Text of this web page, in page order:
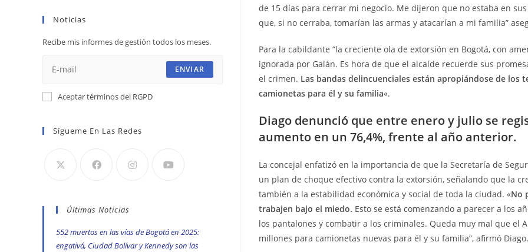
de 15 días para cerrar mi negocio. Me dijeron que no estaba en
que, si no cerraba, tomarían las armas y atacarían a mi familia”
Para la cabildante “la creciente ola de extorsión en Bogotá, con
ignorada por Galán. Es hora de que el alcalde recuerde sus
el crimen. Las bandas delincuenciales están apropiándose de
camionetas para él y su familia«.
Diago denunció que entre enero y julio se
aumento en un 76,4%, frente al año anterior.
La concejal enfatizó en la importancia de que la Secretaría de
un plan de choque efectivo contra la extorsión, señalando que la
también a la estabilidad económica y social de toda la ciudad. «No
trabajen bajo el miedo. Esto se está comenzando a parecer a los
los pantalones y combatir a los criminales. Queda muy mal que el
millones para camionetas nuevas para él y su familia”, afirmó Diago.
pestaña
Noticias
Recibe mis informes de gestión todos los meses.
ENVIAR
Aceptar términos del RGPD
Sígueme En Las Redes
Últimas Noticias
552 muertos en las vías de Bogotá en 2025:
engativá, Ciudad Bolívar y Kennedy son las